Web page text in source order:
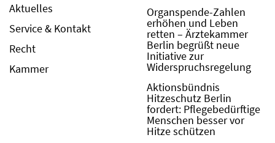
Aktuelles
Service & Kontakt
Recht
Kammer
Organspende-Zahlen
erhöhen und Leben
retten – Ärztekammer
Berlin begrüßt neue
Initiative zur
Widerspruchsregelung
Aktionsbündnis
Hitzeschutz Berlin
fordert: Pflegebedürftige
Menschen besser vor
Hitze schützen